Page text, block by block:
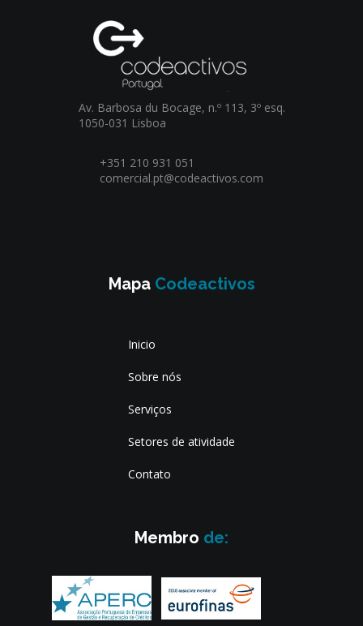
Av. Barbosa du Bocage, n.º 113, 3º esq.
1050-031 Lisboa
+351 210 931 051
comercial.pt@codeactivos.com
Mapa
Inicio
Sobre nós
Serviços
Setores de atividade
Contato
Membro